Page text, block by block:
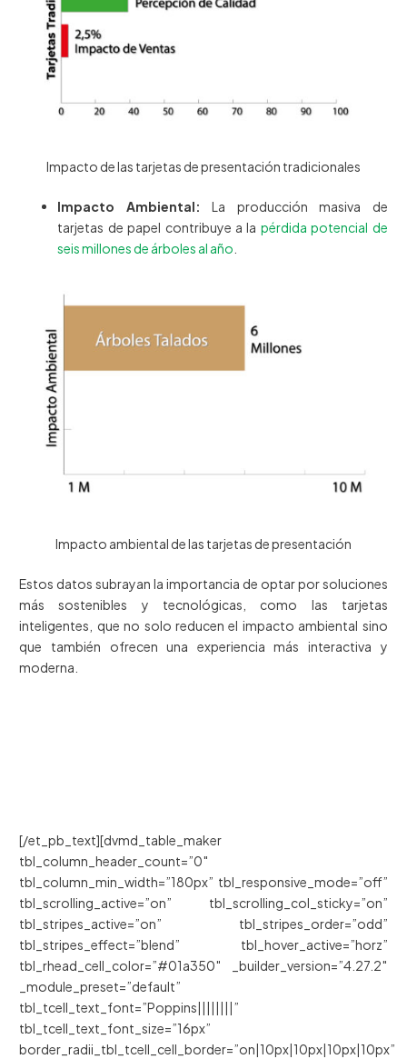
Impacto de las tarjetas de presentación tradicionales
Impacto Ambiental: La producción masiva de
tarjetas de papel contribuye a la pérdida potencial de
seis millones de árboles al año
Impacto ambiental de las tarjetas de presentación
Estos datos subrayan la importancia de optar por soluciones
más sostenibles y tecnológicas, como las tarjetas
inteligentes, que no solo reducen el impacto ambiental sino
que también ofrecen una experiencia más interactiva y
moderna.
[/et_pb_text][dvmd_table_maker
tbl_column_header_count=”0″
tbl_column_min_width=”180px” tbl_responsive_mode=”off”
tbl_scrolling_active=”on” tbl_scrolling_col_sticky=”on”
tbl_stripes_active=”on” tbl_stripes_order=”odd”
tbl_stripes_effect=”blend” tbl_hover_active=”horz”
tbl_rhead_cell_color=”#01a350″ _builder_version=”4.27.2″
_module_preset=”default”
tbl_tcell_text_font=”Poppins||||||||”
tbl_tcell_text_font_size=”16px”
border_radii_tbl_tcell_cell_border=”on|10px|10px|10px|10px”